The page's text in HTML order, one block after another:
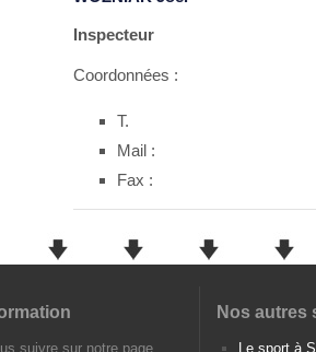
Inspecteur
Coordonnées :
T.
Mail :
Fax :
suivre sur notre page
Nos autres
Le sport à